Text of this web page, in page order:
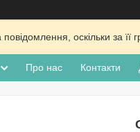
оскільки за
Про нас Контакти